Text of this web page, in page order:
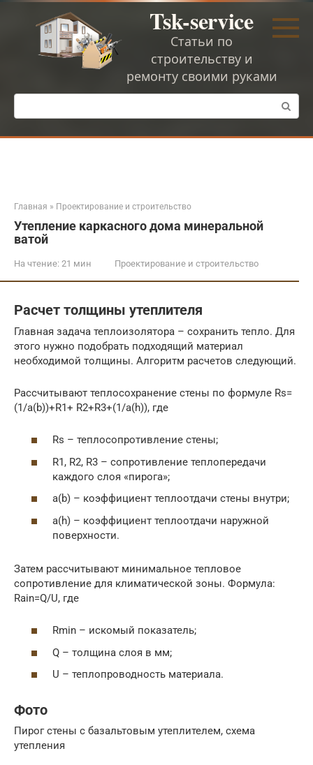
Перейти
Tsk-service
Статьи по
строительству и
ремонту своими руками
Поиск:
Главная » Проектирование и строительство
Утепление каркасного дома минеральной
ватой
На чтение: 21 мин Проектирование и строительство
Расчет толщины утеплителя
Главная задача теплоизолятора – сохранить тепло. Для
этого нужно подобрать подходящий материал
необходимой толщины. Алгоритм расчетов следующий.
Рассчитывают теплосохранение стены по формуле Rs=
(1/a(b))+R1+ R2+R3+(1/a(h)), где
Rs – теплосопротивление стены;
R1, R2, R3 – сопротивление теплопередачи
каждого слоя «пирога»;
a(b) – коэффициент теплоотдачи стены внутри;
a(h) – коэффициент теплоотдачи наружной
поверхности.
Затем рассчитывают минимальное тепловое
сопротивление для климатической зоны. Формула:
Rain=Q/U, где
Rmin – искомый показатель;
Q – толщина слоя в мм;
U – теплопроводность материала.
Фото
Пирог стены с базальтовым утеплителем, схема
утепления